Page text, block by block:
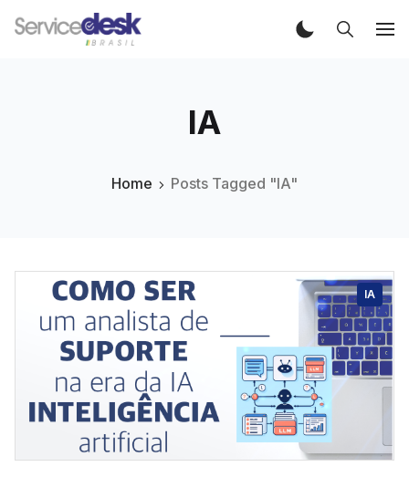
IA
Home Posts Tagged "IA"
IA